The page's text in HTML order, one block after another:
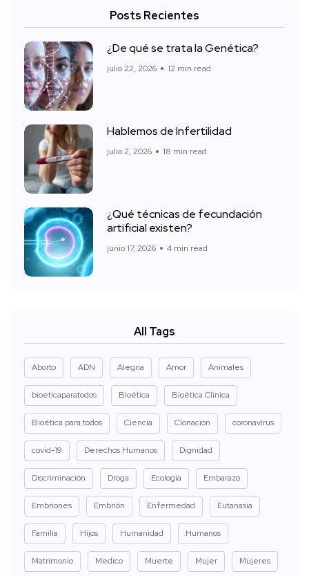
Posts Recientes
¿De qué se trata la Genética?
julio 22, 2026 12 min read
Hablemos de Infertilidad
julio 2, 2026 18 min read
¿Qué técnicas de fecundación
artificial existen?
junio 17, 2026 4 min read
All Tags
Aborto ADN Alegria Amor Animales
bioeticaparatodos Bioética Bioética Clinica
Bioética para todos Ciencia Clonación coronavirus
covid-19 Derechos Humanos Dignidad
Discriminación Droga Ecología Embarazo
Embriones Embrión Enfermedad Eutanasia
Familia Hijos Humanidad Humanos
Matrimonio Medico Muerte Mujer Mujeres